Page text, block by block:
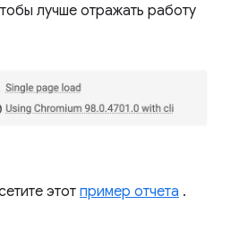
лучше отражать работу
этот пример отчета .